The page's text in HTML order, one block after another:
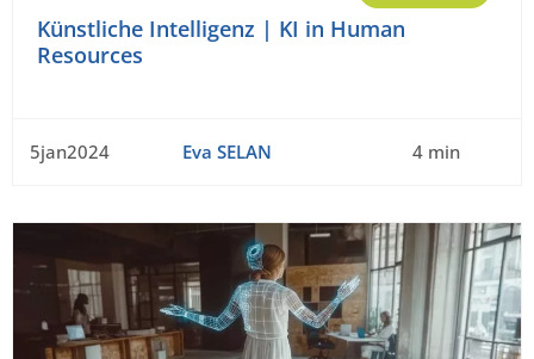
Künstliche Intelligenz | KI in Human
Resources
5jan2024 Eva SELAN 4 min